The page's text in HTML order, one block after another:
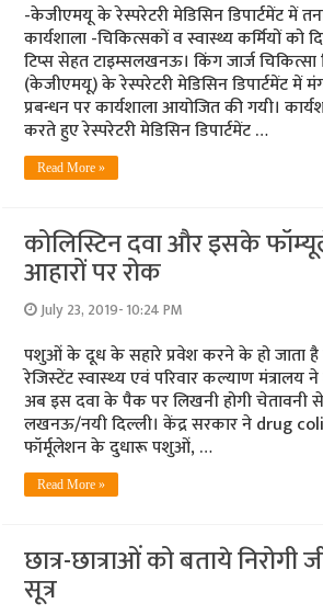
-केजीएमयू के रेस्परेटरी मेडिसिन डिपार्टमेंट में
कार्यशाला -चिकित्सकों व स्वास्थ्य कर्मियों को
टिप्स सेहत टाइम्सलखनऊ। किंग जार्ज चिकित्सा
(केजीएमयू) के रेस्परेटरी मेडिसिन डिपार्टमेंट में
प्रबन्धन पर कार्यशाला आयोजित की गयी।
करते हुए रेस्परेटरी मेडिसिन डिपार्टमेंट …
Read More »
कोलिस्टिन दवा और इसके
आहारों पर रोक
July 23, 2019- 10:24 PM
पशुओं के दूध के सहारे प्रवेश करने के हो जाता है
रेजिस्‍टेंट स्‍वास्‍थ्‍य एवं परिवार कल्‍याण मंत्रालय
अब इस दवा के पैक पर लिखनी होगी चेतावनी
लखनऊ/नयी दिल्‍ली। केंद्र सरकार ने drug
फॉर्मूलेशन के दुधारू पशुओं, …
Read More »
छात्र-छात्राओं को बताये
सूत्र